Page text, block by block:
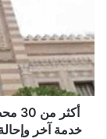
خدمة آخر